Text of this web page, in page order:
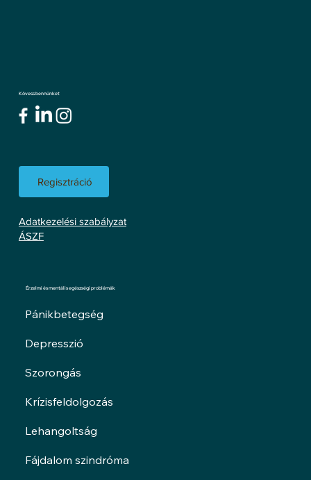
Kövess bennünket
Regisztráció
Adatkezelési szabályzat
ÁSZF
Érzelmi és mentális egészségi problémák
Pánikbetegség
Depresszió
Szorongás
Krízisfeldolgozás
Lehangoltság
Fájdalom szindróma